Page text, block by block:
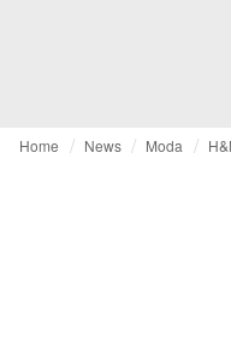
Home News Moda